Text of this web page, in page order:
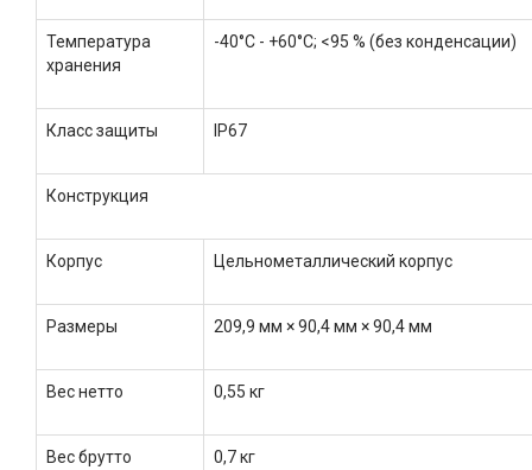
Температура
хранения
-40°C - +60°C; <95 % (без конденсации)
Класс защиты IP67
Конструкция
Корпус Цельнометаллический корпус
Размеры 209,9 мм × 90,4 мм × 90,4 мм
Вес нетто 0,55 кг
Вес брутто 0,7 кг